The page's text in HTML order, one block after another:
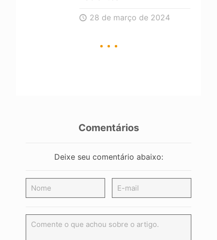
28 de março de 2024
Comentários
Deixe seu comentário abaixo: